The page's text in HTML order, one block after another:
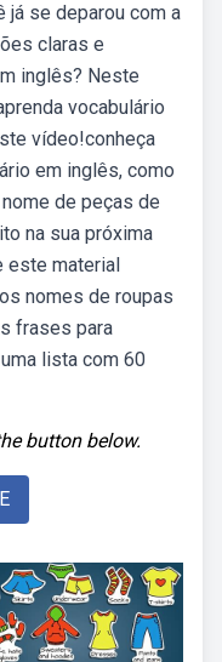
já se deparou com a
claras e
inglês? Neste
vocabulário
vídeo!conheça
em inglês, como
de peças de
na sua próxima
este material
nomes de roupas
frases para
lista com 60
button below.